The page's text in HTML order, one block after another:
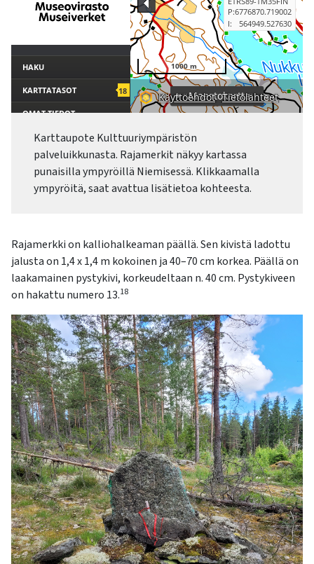
Karttaupote Kulttuuriympäristön
palveluikkunasta. Rajamerkit näkyy kartassa
punaisilla ympyröillä Niemisessä. Klikkaamalla
ympyröitä, saat avattua lisätietoa kohteesta.
Rajamerkki on kalliohalkeaman päällä. Sen kivistä ladottu
jalusta on 1,4 x 1,4 m kokoinen ja 40–70 cm korkea. Päällä on
laakamainen pystykivi, korkeudeltaan n. 40 cm. Pystykiveen
on hakattu numero 13.18